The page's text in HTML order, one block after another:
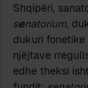
Shqipëri,
senatorium,
dukuri fonetike
njëjtave
edhe theksi